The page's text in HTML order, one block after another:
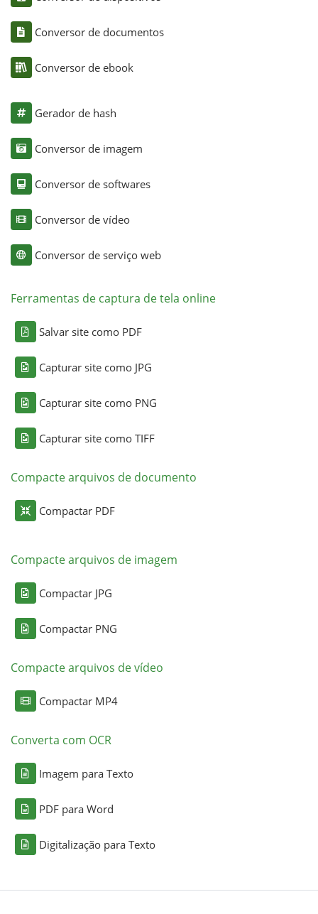
Conversor de documentos
Conversor de ebook
Gerador de hash
Conversor de imagem
Conversor de softwares
Conversor de vídeo
Conversor de serviço web
Ferramentas de captura de tela online
Salvar site como PDF
Capturar site como JPG
Capturar site como PNG
Capturar site como TIFF
Compacte arquivos de documento
Compactar PDF
Compacte arquivos de imagem
Compactar JPG
Compactar PNG
Compacte arquivos de vídeo
Compactar MP4
Converta com OCR
Imagem para Texto
PDF para Word
Digitalização para Texto